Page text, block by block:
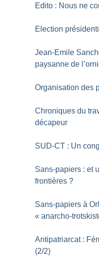
Edito : Nous ne
Election
Jean-Emile
paysanne de
Organisation des
Chroniques du
décapeur
SUD-CT : Un
Sans-papiers : et
frontières ?
Sans-papiers à
« anarcho-
Antipatriarcat :
(2/2)